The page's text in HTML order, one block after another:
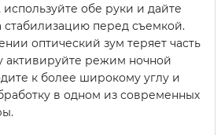
используйте обе руки и дайте
стабилизацию перед съемкой.
оптический зум теряет часть
активируйте режим ночной
к более широкому углу и
в одном из современных